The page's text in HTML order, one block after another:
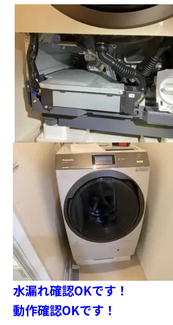
水漏れ確認OKです！
動作確認OKです！